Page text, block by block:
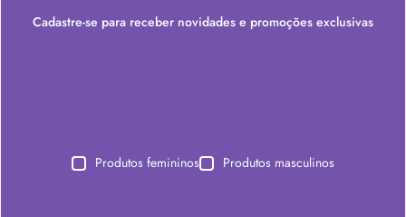
Cadastre-se para receber novidades e promoções exclusivas
Produtos femininos Produtos masculinos